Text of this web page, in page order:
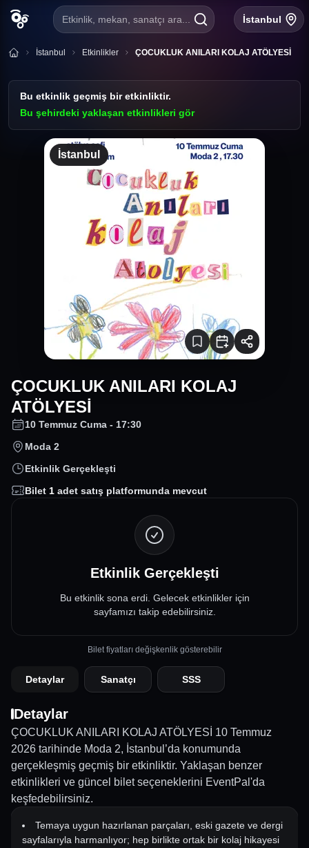
Etkinlik, mekan, sanatçı ara... İstanbul
İstanbul Etkinlikler ÇOCUKLUK ANILARI KOLAJ ATÖLYESİ
Bu etkinlik geçmiş bir etkinliktir.
Bu şehirdeki yaklaşan etkinlikleri gör
İstanbul
ÇOCUKLUK ANILARI KOLAJ
ATÖLYESİ
10 Temmuz Cuma - 17:30
Moda 2
Etkinlik Gerçekleşti
Bilet 1 adet satış platformunda mevcut
Etkinlik Gerçekleşti
Bu etkinlik sona erdi. Gelecek etkinlikler için
sayfamızı takip edebilirsiniz.
Bilet fiyatları değişkenlik gösterebilir
Detaylar Sanatçı SSS
Detaylar
ÇOCUKLUK ANILARI KOLAJ ATÖLYESİ 10 Temmuz
2026 tarihinde Moda 2, İstanbul’da konumunda
gerçekleşmiş geçmiş bir etkinliktir. Yaklaşan benzer
etkinlikleri ve güncel bilet seçeneklerini EventPal'da
keşfedebilirsiniz.
Temaya uygun hazırlanan parçaları, eski gazete ve dergi
sayfalarıyla harmanlıyor; hep birlikte ortak bir kolaj hikayesi